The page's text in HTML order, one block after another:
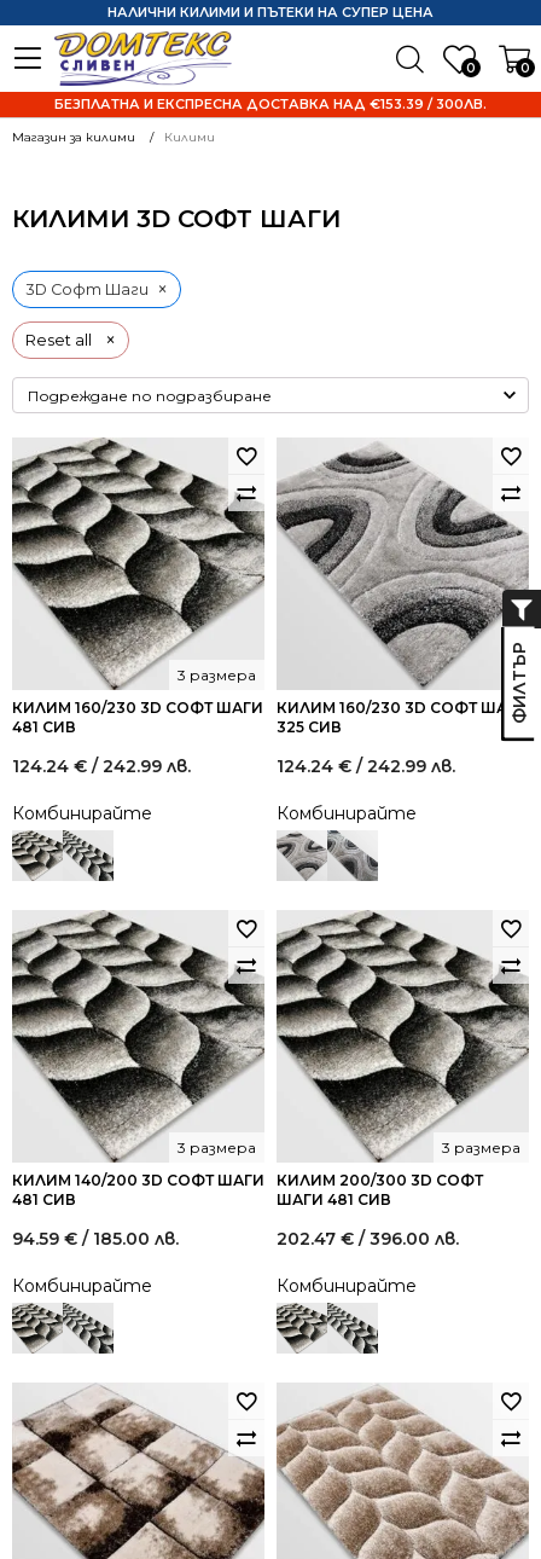
0 0
НАЛИЧНИ КИЛИМИ И ПЪТЕКИ НА СУПЕР ЦЕНА
БЕЗПЛАТНА И ЕКСПРЕСНА ДОСТАВКА НАД €153.39 / 300ЛВ.
Магазин за килими Килими
КИЛИМИ 3D СОФТ ШАГИ
Reset all ×
3D Софт Шаги ×
КИЛИМ 160/230 3D СОФТ ШАГИ
481 СИВ
3 размера
124.24 € / 242.99 лв.
Комбинирайте
КИЛИМ 160/230 3D СОФТ ШАГИ
325 СИВ
124.24 € / 242.99 лв.
Комбинирайте
КИЛИМ 140/200 3D СОФТ ШАГИ
481 СИВ
3 размера
94.59 € / 185.00 лв.
Комбинирайте
КИЛИМ 200/300 3D СОФТ
ШАГИ 481 СИВ
3 размера
202.47 € / 396.00 лв.
Комбинирайте